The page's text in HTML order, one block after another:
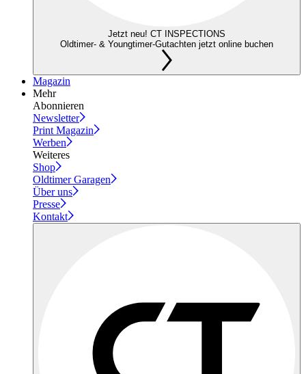
Jetzt neu! CT INSPECTIONS
Oldtimer- & Youngtimer-Gutachten jetzt online buchen
Magazin
Mehr
Abonnieren
Newsletter
Print Magazin
Werben
Weiteres
Shop
Oldtimer Garagen
Über uns
Presse
Kontakt